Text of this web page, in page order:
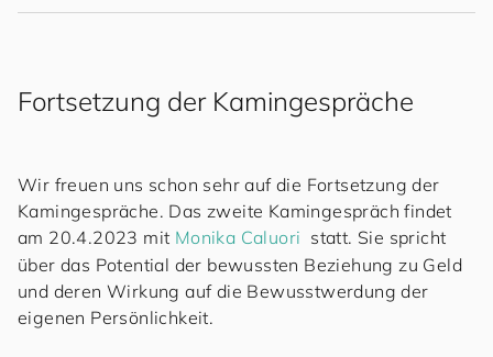
Fortsetzung der Kamingespräche
Wir freuen uns schon sehr auf die Fortsetzung der
Kamingespräche. Das zweite Kamingespräch findet
am 20.4.2023 mit Monika Caluori statt. Sie spricht
über das Potential der bewussten Beziehung zu Geld
und deren Wirkung auf die Bewusstwerdung der
eigenen Persönlichkeit.